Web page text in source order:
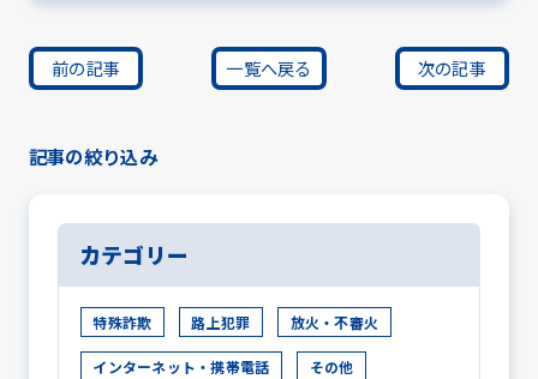
前の記事 一覧へ戻る 次の記事
記事の絞り込み
カテゴリー
特殊詐欺 路上犯罪 放火・不審火
インターネット・携帯電話 その他